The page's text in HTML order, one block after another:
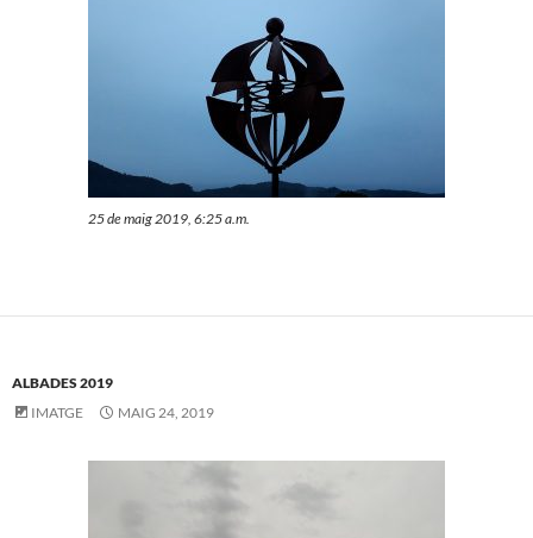
25 de maig 2019, 6:25 a.m.
ALBADES 2019
IMATGE
MAIG 24, 2019